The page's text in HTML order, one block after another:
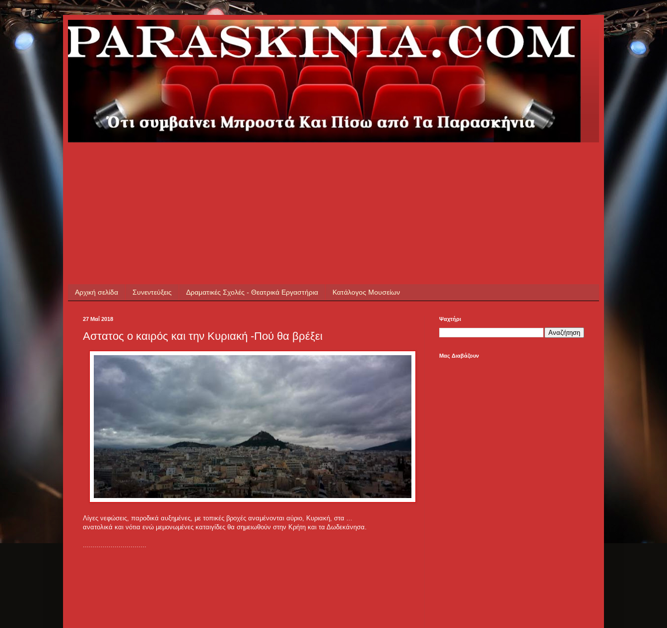
Αρχική σελίδα Συνεντεύξεις Δραματικές Σχολές - Θεατρικά Εργαστήρια Κατάλογος Μουσείων
27 Μαΐ 2018
Αστατος ο καιρός και την Κυριακή -Πού θα βρέξει
Λίγες νεφώσεις, παροδικά αυξημένες, με τοπικές βροχές αναμένονται αύριο, Κυριακή, στα ...
ανατολικά και νότια ενώ μεμονωμένες καταιγίδες θα σημειωθούν στην Κρήτη και τα Δωδεκάνησα.
................................
Ψαχτήρι
Μας Διαβάζουν